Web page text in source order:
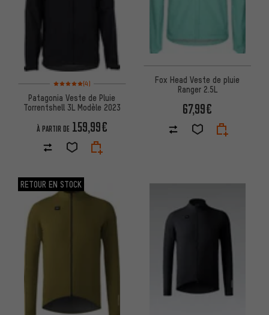
Note moyenne : 5 sur 5 d'après 4 avis
(4)
Patagonia Veste de Pluie
Torrentshell 3L Modèle 2023
À PARTIR DE 159,99€
Fox Head Veste de pluie
Ranger 2.5L
67,99€
RETOUR EN STOCK